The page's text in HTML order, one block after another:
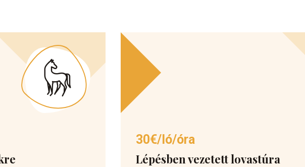
30€/ló/óra
Lépésben vezetett lovastúra